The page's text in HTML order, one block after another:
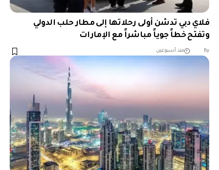
فلاي دبي تدشن أولى رحلاتها إلى مطار حلب الدولي
وتفتح خطاً جوياً مباشراً مع الإمارات
By منذ أسبوعين